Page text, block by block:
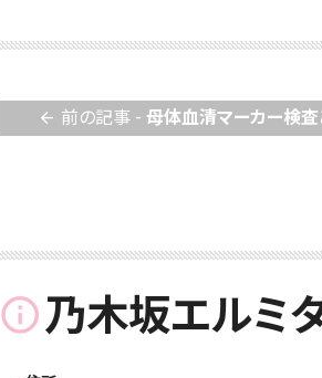
arrow_back 前の記事 - 母体血清マーカー検査
info_outline乃木坂エルミ